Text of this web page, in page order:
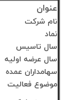
عنوان
نام شرکت
نماد
سال تاسیس
سال عرضه اولیه
سهامداران عمده
موضوع فعالیت